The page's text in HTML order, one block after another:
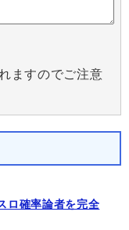
ますのでご注意
ロ確率論者を完全